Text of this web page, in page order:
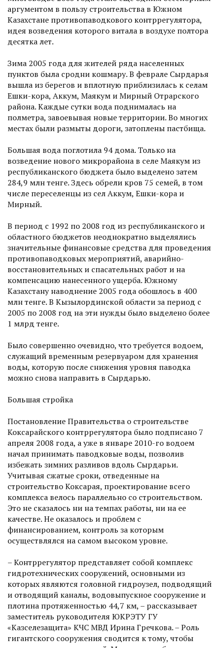
аргументом в пользу строительства в Южном
Казахстане противопаводкового контррегулятора,
идея возведения которого витала в воздухе полтора
десятка лет.
Зима 2005 года для жителей ряда населенных
пунктов была сродни кошмару. В феврале Сырдарья
вышла из берегов и вплотную приблизилась к селам
Ешки-кора, Аккум, Маякум и Мирный Отрарского
района. Каждые сутки вода поднималась на
полметра, завоевывая новые территории. Во многих
местах были размыты дороги, затоплены пастбища.
Большая вода поглотила 94 дома. Только на
возведение нового микрорайона в селе Маякум из
республиканского бюджета было выделено затем
284,9 млн тенге. Здесь обрели кров 75 семей, в том
числе переселенцы из сел Аккум, Ешки-кора и
Мирный.
В период с 1992 по 2008 год из республиканского и
областного бюджетов неоднократно выделялись
значительные финансовые средства для проведения
противопаводковых мероприятий, аварийно-
восстановительных и спасательных работ и на
компенсацию нанесенного ущерба. Южному
Казахстану наводнение 2005 года обошлось в 400
млн тенге. В Кызылординской облас­ти за период с
2005 по 2008 год на эти нужды было выделено более
1 млрд тенге.
Было совершенно очевидно, что требуется водоем,
служащий временным резервуаром для хранения
воды, которую после снижения уровня паводка
можно снова направить в Сырдарью.
Большая стройка
Постановление Правительства о строительстве
Коксарайского контррегулятора было подписано 7
апреля 2008 года, а уже в январе 2010-го водоем
начал принимать паводковые воды, позволив
избежать зимних разливов вдоль Сырдарьи.
Учитывая сжатые сроки, отведенные на
строительство Коксарая, проектирование всего
комплекса велось параллельно со строительством.
Это не сказалось ни на темпах работы, ни на ее
качестве. Не оказалось и проблем с
финансированием, контроль за которым
осуществлялся на самом высоком уровне.
– Контррегулятор представляет собой комплекс
гидротехнических сооружений, основными из
которых являются головной гидроузел, подводящий
и отводящий каналы, водовыпускное сооружение и
плотина протяженностью 44,7 км, – рассказывает
заместитель руководителя ЮКРЭТУ ГУ
«Казселезащита» КЧС МВД Ирина Гречкова. – Роль
гигантского сооружения сводится к тому, чтобы